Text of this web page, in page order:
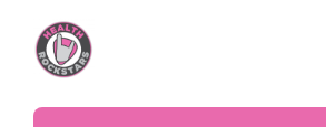
content
Start